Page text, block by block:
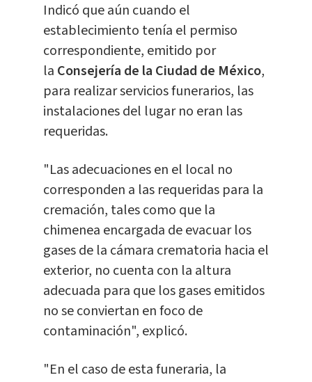
Indicó que aún cuando el
establecimiento tenía el permiso
correspondiente, emitido por
la Consejería de la Ciudad de México,
para realizar servicios funerarios, las
instalaciones del lugar no eran las
requeridas.
"Las adecuaciones en el local no
corresponden a las requeridas para la
cremación, tales como que la
chimenea encargada de evacuar los
gases de la cámara crematoria hacia el
exterior, no cuenta con la altura
adecuada para que los gases emitidos
no se conviertan en foco de
contaminación", explicó.
"En el caso de esta funeraria, la